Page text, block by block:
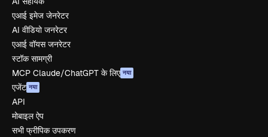
एआई इमेज जेनरेटर
AI वीडियो जनरेटर
एआई वॉयस जनरेटर
स्टॉक सामग्री
MCP Claude/ChatGPT के लिए नया
एजेंट नया
API
मोबाइल ऐप
सभी फ्रीपिक उपकरण